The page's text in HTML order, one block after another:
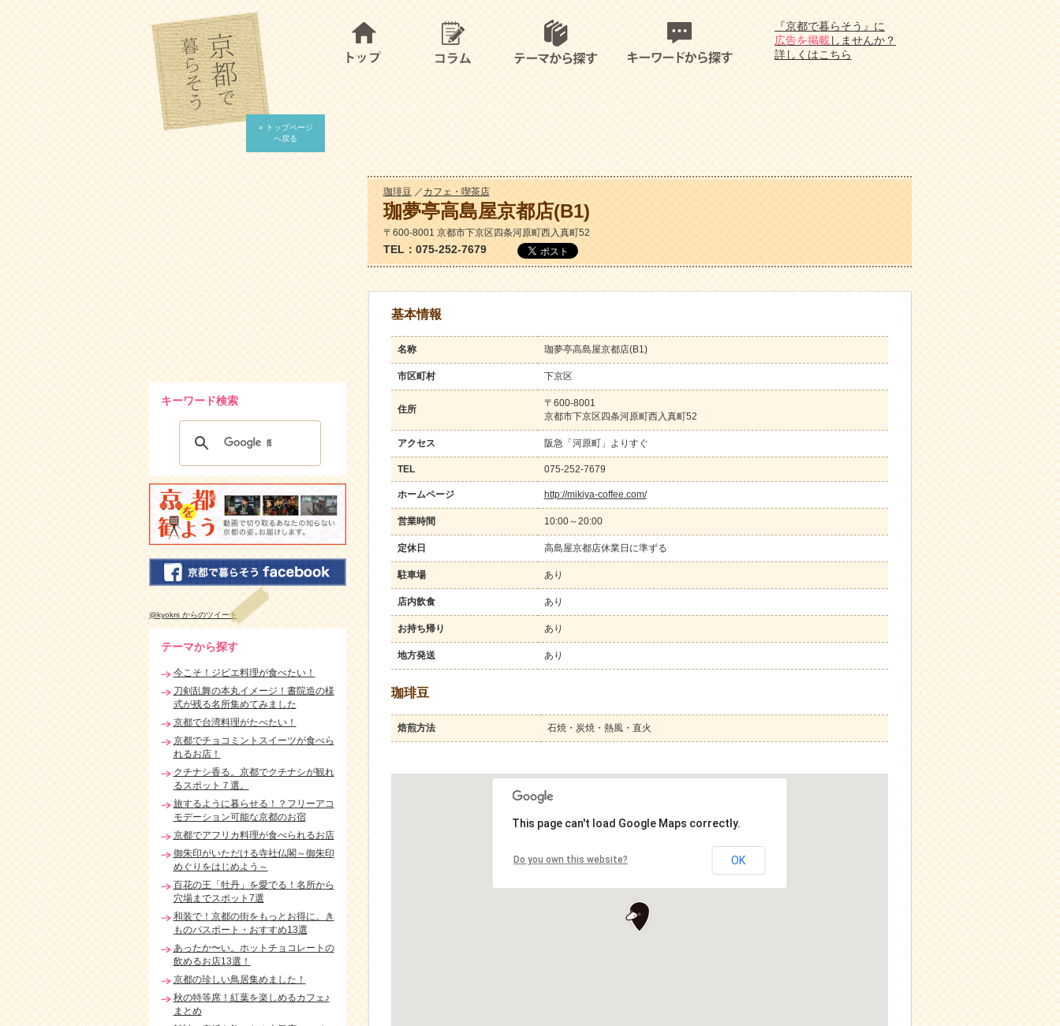
» トップページ
へ戻る
『京都で暮らそう』に
広告を掲載しませんか？
詳しくはこちら
珈琲豆／カフェ・喫茶店
珈夢亭高島屋京都店(B1)
〒600-8001 京都市下京区四条河原町西入真町52
TEL：075-252-7679
基本情報
名称 珈夢亭高島屋京都店(B1)
市区町村 下京区
住所
〒600-8001
京都市下京区四条河原町西入真町52
アクセス 阪急「河原町」よりすぐ
TEL 075-252-7679
ホームページ http://mikiya-coffee.com/
営業時間 10:00～20:00
定休日 高島屋京都店休業日に準ずる
駐車場 あり
店内飲食 あり
お持ち帰り あり
地方発送 あり
珈琲豆
焙煎方法 石焼・炭焼・熱風・直火
This page can't load Google Maps correctly.
Do you own this website? OK
キーワード検索
@kyokrs からのツイート
テーマから探す
今こそ！ジビエ料理が食べたい！
刀剣乱舞の本丸イメージ！書院造の様
式が残る名所集めてみました
京都で台湾料理がたべたい！
京都でチョコミントスイーツが食べら
れるお店！
クチナシ香る。京都でクチナシが観れ
るスポット７選。
旅するように暮らせる！？フリーアコ
モデーション可能な京都のお宿
京都でアフリカ料理が食べられるお店
御朱印がいただける寺社仏閣～御朱印
めぐりをはじめよう～
百花の王「牡丹」を愛でる！名所から
穴場までスポット7選
和装で！京都の街をもっとお得に。き
ものパスポート・おすすめ13選
あったか〜い。ホットチョコレートの
飲めるお店13選！
京都の珍しい鳥居集めました！
秋の特等席！紅葉を楽しめるカフェ♪
まとめ